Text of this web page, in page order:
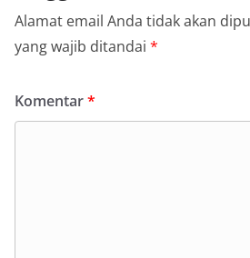
Alamat email Anda tidak akan
yang wajib ditandai *
Komentar*